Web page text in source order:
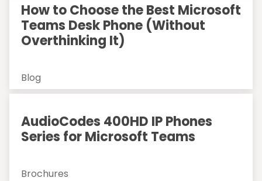
How to Choose the Best Microsoft
Teams Desk Phone (Without
Overthinking It)
Blog
AudioCodes 400HD IP Phones
Series for Microsoft Teams
Brochures